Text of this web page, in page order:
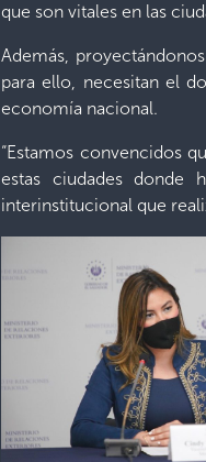
que son vitales en las
Además,
para ello, necesitan el
economía nacional.
“Estamos convencidos
estas ciudades donde
interinstitucional que